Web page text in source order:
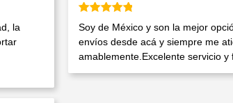
la
Valorado en
Soy de México y son la mejor
envíos desde acá y siempre me
amablemente.Excelente servicio y